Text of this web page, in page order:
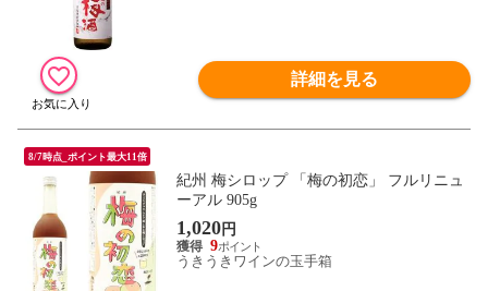
詳細を見る
8/7時点_ポイント最大11倍
紀州 梅シロップ 「梅の初恋」 フルリニュ
ーアル 905g
1,020円
9
うきうきワインの玉手箱